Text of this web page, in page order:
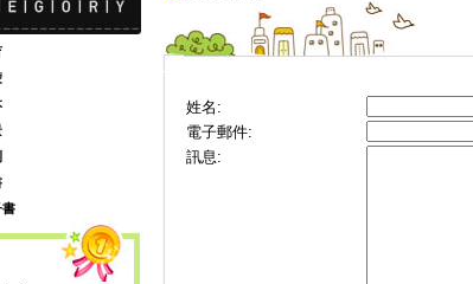
姓名:
電子郵件:
訊息: